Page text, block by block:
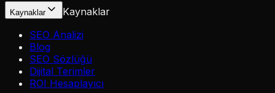
Kaynaklar
Kaynaklar
SEO Analizi
Blog
SEO Sözlüğü
Dijital Terimler
ROI Hesaplayıcı